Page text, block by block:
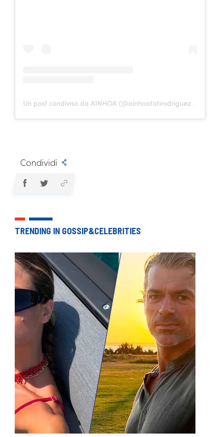
Un post condiviso da AINHOA (@ainhoafotirodriguezuniga)
Condividi
TRENDING IN GOSSIP&CELEBRITIES